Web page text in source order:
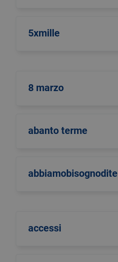
5xmille
8 marzo
abanto terme
abbiamobisognodite
accessi